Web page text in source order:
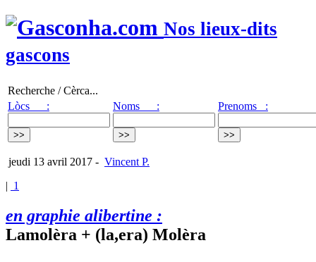
Nos lieux-dits
gascons
Recherche / Cèrca...
Lòcs :
Noms : Prenoms :
jeudi 13 avril 2017 - Vincent P.
| 1
en graphie alibertine :
Lamolèra + (la,era) Molèra